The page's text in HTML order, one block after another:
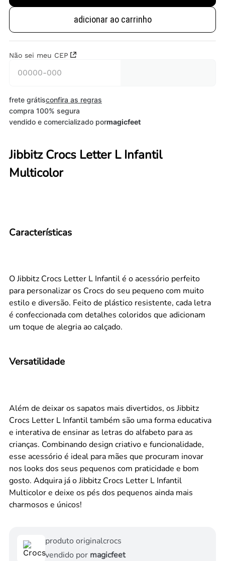
adicionar ao carrinho
Não sei meu CEP
frete grátisconfira as regras
compra 100% segura
vendido e comercializado pormagicfeet
Jibbitz Crocs Letter L Infantil
Multicolor
Características
O Jibbitz Crocs Letter L Infantil é o acessório perfeito
para personalizar os Crocs do seu pequeno com muito
estilo e diversão. Feito de plástico resistente, cada letra
é confeccionada com detalhes coloridos que adicionam
um toque de alegria ao calçado.
Versatilidade
Além de deixar os sapatos mais divertidos, os Jibbitz
Crocs Letter L Infantil também são uma forma educativa
e interativa de ensinar as letras do alfabeto para as
crianças. Combinando design criativo e funcionalidade,
esse acessório é ideal para mães que procuram inovar
nos looks dos seus pequenos com praticidade e bom
gosto. Adquira já o Jibbitz Crocs Letter L Infantil
Multicolor e deixe os pés dos pequenos ainda mais
charmosos e únicos!
produto originalcrocs
vendido por magicfeet